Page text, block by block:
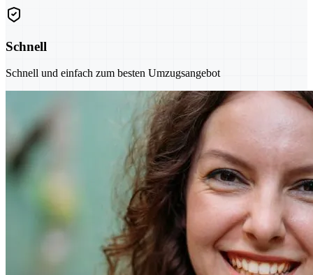
Schnell
Schnell und einfach zum besten Umzugsangebot